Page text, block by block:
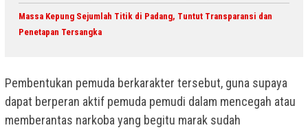
Massa Kepung Sejumlah Titik di Padang, Tuntut Transparansi dan
Penetapan Tersangka
Pembentukan pemuda berkarakter tersebut, guna supaya
dapat berperan aktif pemuda pemudi dalam mencegah atau
memberantas narkoba yang begitu marak sudah